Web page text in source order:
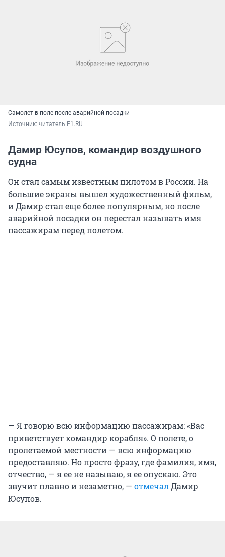
Самолет в поле после аварийной посадки
Источник: читатель E1.RU
Дамир Юсупов, командир воздушного
судна
Он стал самым известным пилотом в России. На
большие экраны вышел художественный фильм,
и Дамир стал еще более популярным, но после
аварийной посадки он перестал называть имя
пассажирам перед полетом.
— Я говорю всю информацию пассажирам: «Вас
приветствует командир корабля». О полете, о
пролетаемой местности — всю информацию
предоставляю. Но просто фразу, где фамилия, имя,
отчество, — я ее не называю, я ее опускаю. Это
звучит плавно и незаметно, — отмечалДамир
Юсупов.